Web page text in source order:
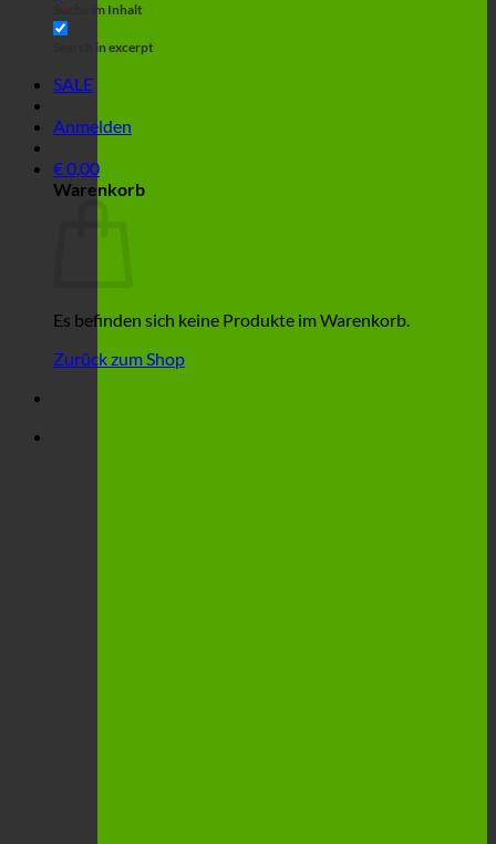
Suche im Inhalt
Search in excerpt
SALE
Anmelden
€0,00
Warenkorb
Es befinden sich keine Produkte im Warenkorb.
Zurück zum Shop